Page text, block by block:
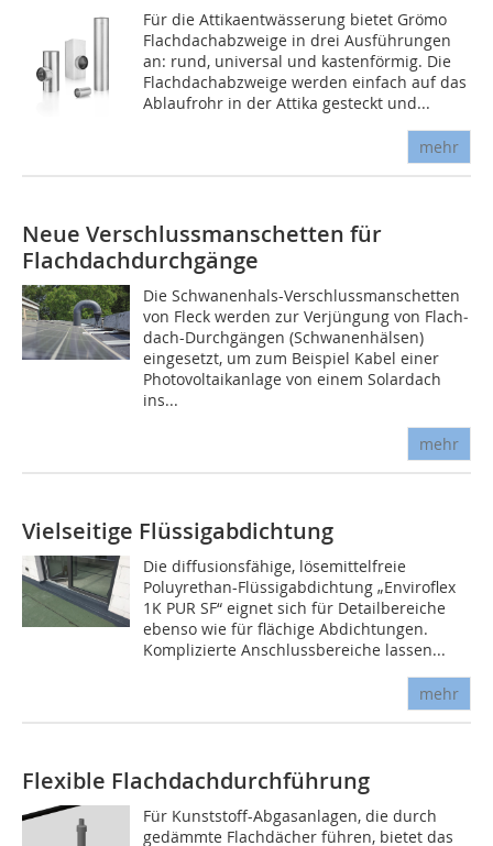
Für die Attikaentwässerung bietet Grömo
Flachdachabzweige in drei Ausführungen
an: rund, universal und kastenförmig. Die
Flachdachabzweige werden einfach auf das
Ablaufrohr in der Attika gesteckt und...
mehr
Neue Verschlussmanschetten für
Flachdachdurchgänge
Die Schwanenhals-Verschlussmanschetten
von Fleck werden zur Verjüngung von Flach­
dach-Durchgängen (Schwanen­hälsen)
eingesetzt, um zum Beispiel Kabel einer
Photo­voltaikanlage von einem Solardach
ins...
mehr
Vielseitige Flüssigabdichtung
Die diffusionsfähige, lösemittelfreie
Poluyrethan-Flüssigabdichtung „Enviroflex
1K PUR SF“ eignet sich für Detailbe­reiche
ebenso wie für flächige Abdichtungen.
Komplizierte Anschlussbereiche lassen...
mehr
Flexible Flachdachdurchführung
Für Kunststoff-Abgasanlagen, die durch
gedämmte Flachdächer führen, bietet das